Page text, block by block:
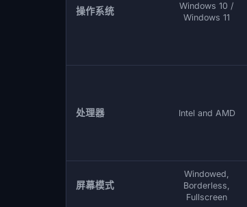
操作系统
Windows 10 /
Windows 11
处理器 Intel and AMD
屏幕模式
Windowed,
Borderless,
Fullscreen